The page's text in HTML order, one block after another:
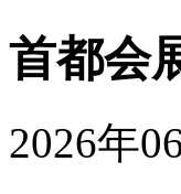
首都会
2026年